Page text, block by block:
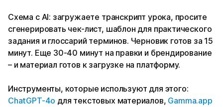
Схема с AI: загружаете транскрипт урока, просите
сгенерировать чек-лист, шаблон для практического
задания и глоссарий терминов. Черновик готов за 15
минут. Еще 30-40 минут на правки и брендирование
– и материал готов к загрузке на платформу.
Инструменты, которые используют для этого:
ChatGPT-4o для текстовых материалов, Gamma.app